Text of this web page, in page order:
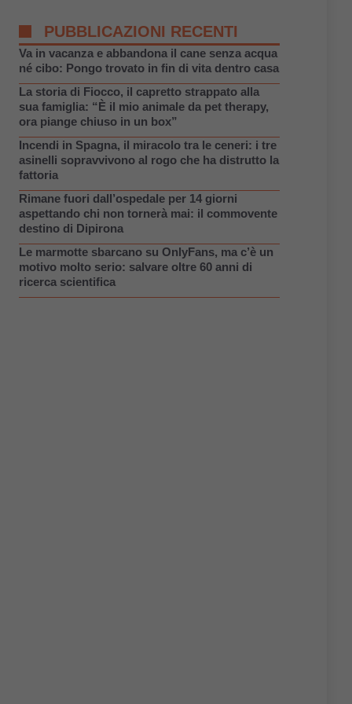
PUBBLICAZIONI RECENTI
Va in vacanza e abbandona il cane senza acqua
né cibo: Pongo trovato in fin di vita dentro casa
La storia di Fiocco, il capretto strappato alla
sua famiglia: “È il mio animale da pet therapy,
ora piange chiuso in un box”
Incendi in Spagna, il miracolo tra le ceneri: i tre
asinelli sopravvivono al rogo che ha distrutto la
fattoria
Rimane fuori dall’ospedale per 14 giorni
aspettando chi non tornerà mai: il commovente
destino di Dipirona
Le marmotte sbarcano su OnlyFans, ma c’è un
motivo molto serio: salvare oltre 60 anni di
ricerca scientifica